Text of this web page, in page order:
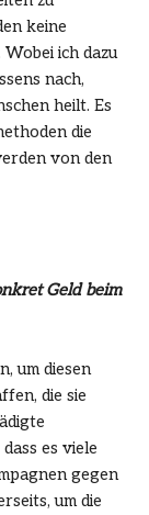
keine
ich dazu
nach,
heilt. Es
die
von den
Geld beim
um diesen
die sie
es viele
gegen
um die